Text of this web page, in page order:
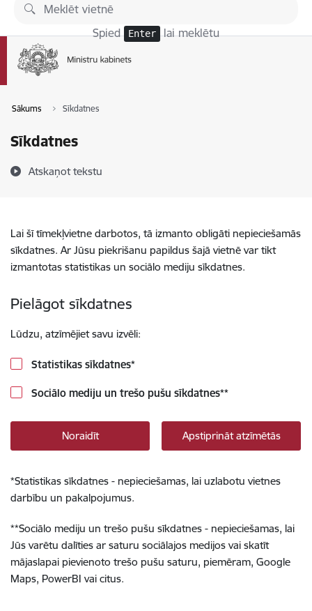
Pāriet uz lapas saturu
Spied Enter lai meklētu
Sākums Sīkdatnes
Sīkdatnes
Atskaņot tekstu
Lai šī tīmekļvietne darbotos, tā izmanto obligāti nepieciešamās
sīkdatnes. Ar Jūsu piekrišanu papildus šajā vietnē var tikt
izmantotas statistikas un sociālo mediju sīkdatnes.
Pielāgot sīkdatnes
Lūdzu, atzīmējiet savu izvēli:
Statistikas sīkdatnes*
Sociālo mediju un trešo pušu sīkdatnes**
Noraidīt Apstiprināt atzīmētās
*Statistikas sīkdatnes - nepieciešamas, lai uzlabotu vietnes
darbību un pakalpojumus.
**Sociālo mediju un trešo pušu sīkdatnes - nepieciešamas, lai
Jūs varētu dalīties ar saturu sociālajos medijos vai skatīt
mājaslapai pievienoto trešo pušu saturu, piemēram, Google
Maps, PowerBI vai citus.